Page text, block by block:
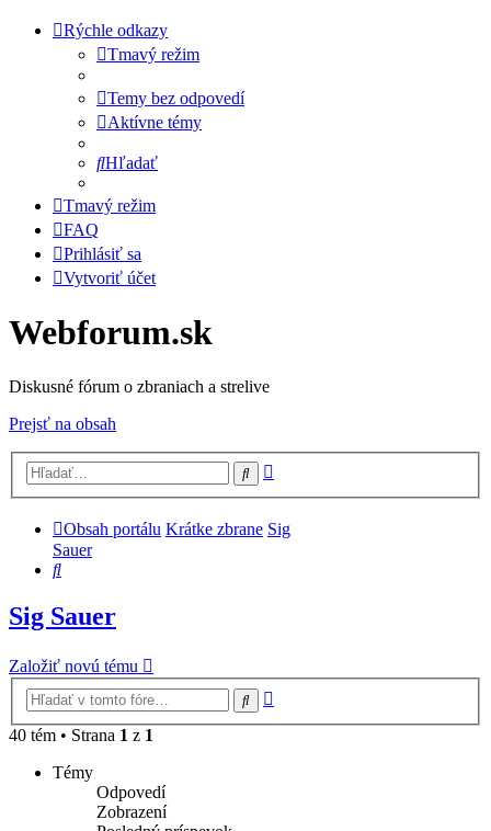
Rýchle odkazy
Tmavý režim
Temy bez odpovedí
Aktívne témy
Hľadať
Tmavý režim
FAQ
Prihlásiť sa
Vytvoriť účet
Webforum.sk
Diskusné fórum o zbraniach a strelive
Prejsť na obsah
Hľadať
Obsah portálu Krátke zbrane Sig
Sauer
Hľadať
Sig Sauer
Založiť novú tému
Hľadať
40 tém • Strana 1 z 1
Témy
Odpovedí
Zobrazení